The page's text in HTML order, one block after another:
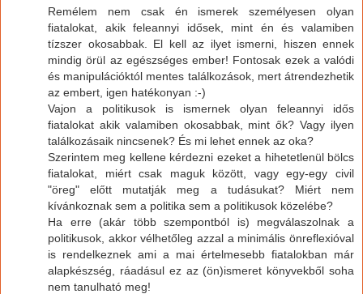
Remélem nem csak én ismerek személyesen olyan
fiatalokat, akik feleannyi idősek, mint én és valamiben
tízszer okosabbak. El kell az ilyet ismerni, hiszen ennek
mindig örül az egészséges ember! Fontosak ezek a valódi
és manipulációktól mentes találkozások, mert átrendezhetik
az embert, igen hatékonyan :-)
Vajon a politikusok is ismernek olyan feleannyi idős
fiatalokat akik valamiben okosabbak, mint ők? Vagy ilyen
találkozásaik nincsenek? És mi lehet ennek az oka?
Szerintem meg kellene kérdezni ezeket a hihetetlenül bölcs
fiatalokat, miért csak maguk között, vagy egy-egy civil
"öreg" előtt mutatják meg a tudásukat? Miért nem
kívánkoznak sem a politika sem a politikusok közelébe?
Ha erre (akár több szempontból is) megválaszolnak a
politikusok, akkor vélhetőleg azzal a minimális önreflexióval
is rendelkeznek ami a mai értelmesebb fiatalokban már
alapkészség, ráadásul ez az (ön)ismeret könyvekből soha
nem tanulható meg!